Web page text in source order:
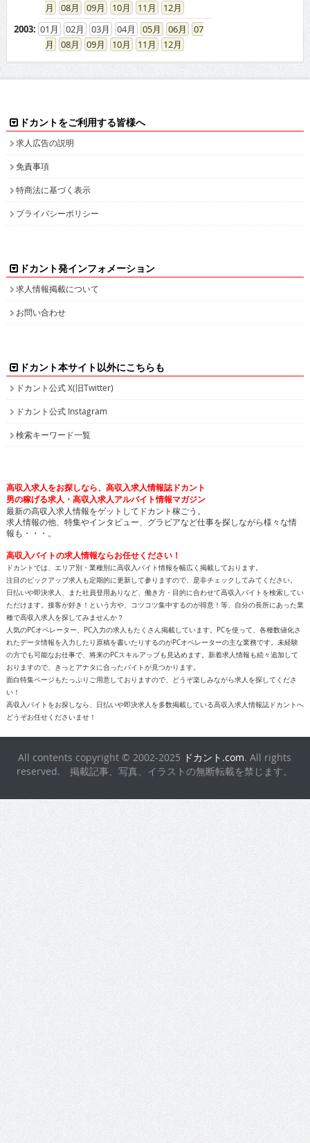
08
09 10 11
12
2003: 01 02 03 04 05 06
07
08
09 10 11 12
ドカントをご利用する皆様へ
求人広告の説明
免責事項
特商法に基づく表示
プライバシーポリシー
ドカント発インフォメーション
求人情報掲載について
お問い合わせ
ドカント本サイト以外にこちらも
ドカント公式 X(旧Twitter)
ドカント公式 Instagram
検索キーワード一覧
高収入求人をお探しなら、高収入求人情報誌ドカント
男の稼げる求人・高収入求人アルバイト情報マガジン
最新の高収入求人情報をゲットしてドカント稼ごう。
求人情報の他、特集やインタビュー、グラビアなど仕事を探しながら様々な情
報も・・・。
高収入バイトの求人情報ならお任せください！
ドカントでは、エリア別・業種別に高収入バイト情報を幅広く掲載しております。
注目のピックアップ求人も定期的に更新して参りますので、是非チェックしてみてください。
日払いや即決求人、また社員登用ありなど、働き方・目的に合わせて高収入バイトを検索してい
ただけます。接客が好き！という方や、コツコツ集中するのが得意！等、自分の長所にあった業
種で高収入求人を探してみませんか？
人気のPCオペレーター、PC入力の求人もたくさん掲載しています。PCを使って、各種数値化さ
れたデータ情報を入力したり原稿を書いたりするのがPCオペレーターの主な業務です。未経験
の方でも可能なお仕事で、将来のPCスキルアップも見込めます。新着求人情報も続々追加して
おりますので、きっとアナタに合ったバイトが見つかります。
面白特集ページもたっぷりご用意しておりますので、どうぞ楽しみながら求人を探してくださ
い！
高収入バイトをお探しなら、日払いや即決求人を多数掲載している高収入求人情報誌ドカントへ
どうぞお任せくださいませ！
All contents copyright © 2002-2025 ドカント.com. All rights
reserved. 掲載記事、写真、イラストの無断転載を禁じます。